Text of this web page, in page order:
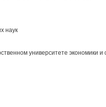
наук
университете экономики